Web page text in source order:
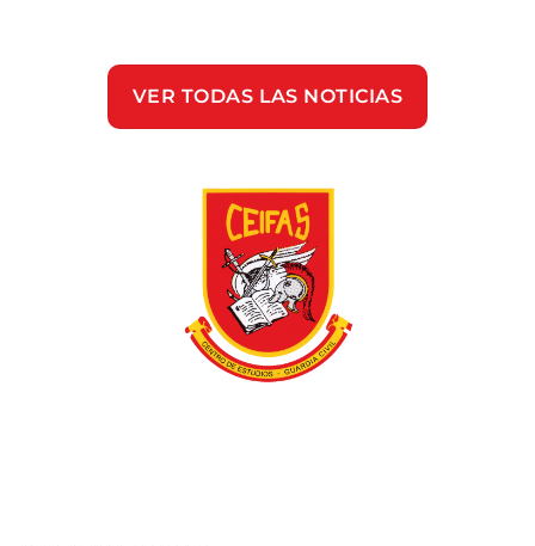
VER TODAS LAS NOTICIAS